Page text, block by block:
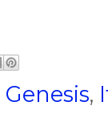
Genesis,